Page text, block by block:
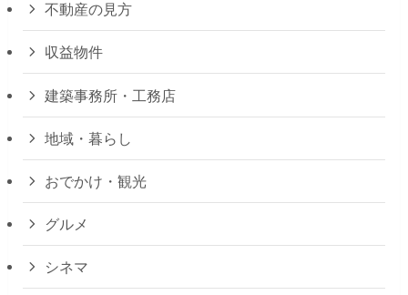
不動産の見方
収益物件
建築事務所・工務店
地域・暮らし
おでかけ・観光
グルメ
シネマ